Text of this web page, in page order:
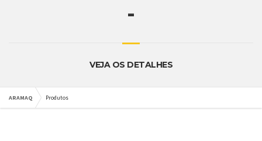
-
VEJA OS DETALHES
ARAMAQ Produtos